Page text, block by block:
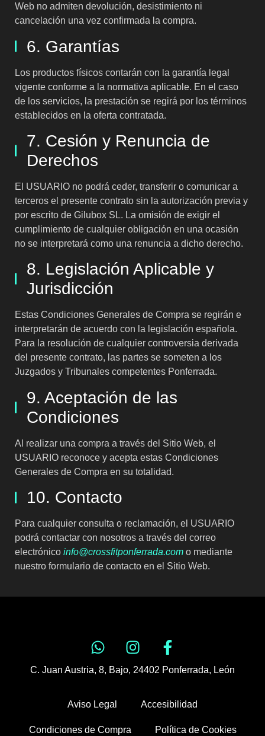
Web no admiten devolución, desistimiento ni
cancelación una vez confirmada la compra.
6. Garantías
Los productos físicos contarán con la garantía legal
vigente conforme a la normativa aplicable. En el caso
de los servicios, la prestación se regirá por los términos
establecidos en la oferta contratada.
7. Cesión y Renuncia de
Derechos
El USUARIO no podrá ceder, transferir o comunicar a
terceros el presente contrato sin la autorización previa y
por escrito de Gilubox SL. La omisión de exigir el
cumplimiento de cualquier obligación en una ocasión
no se interpretará como una renuncia a dicho derecho.
8. Legislación Aplicable y
Jurisdicción
Estas Condiciones Generales de Compra se regirán e
interpretarán de acuerdo con la legislación española.
Para la resolución de cualquier controversia derivada
del presente contrato, las partes se someten a los
Juzgados y Tribunales competentes Ponferrada.
9. Aceptación de las
Condiciones
Al realizar una compra a través del Sitio Web, el
USUARIO reconoce y acepta estas Condiciones
Generales de Compra en su totalidad.
10. Contacto
Para cualquier consulta o reclamación, el USUARIO
podrá contactar con nosotros a través del correo
electrónico info@crossfitponferrada.com o mediante
nuestro formulario de contacto en el Sitio Web.
C. Juan Austria, 8, Bajo, 24402 Ponferrada, León
Aviso Legal Accesibilidad
Condiciones de Compra Política de Cookies